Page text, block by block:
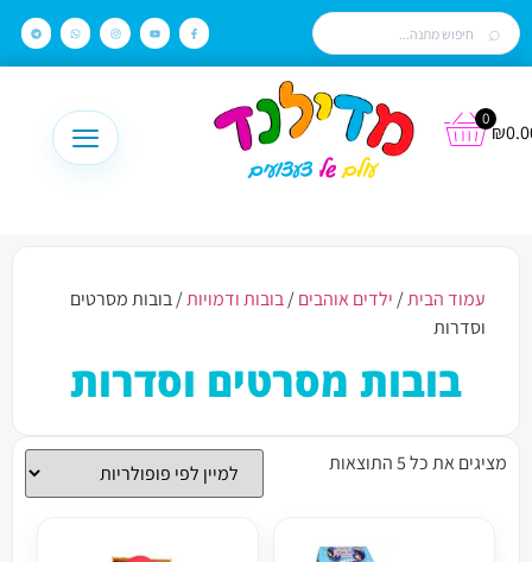
₪
0
עמוד הבית/ ילדים אוהבים/בובות ודמויות/ בובות מסרטים
וסדרות
בובות מסרטים וסדרות
מציגים את כל ⁦5⁩ התוצאות